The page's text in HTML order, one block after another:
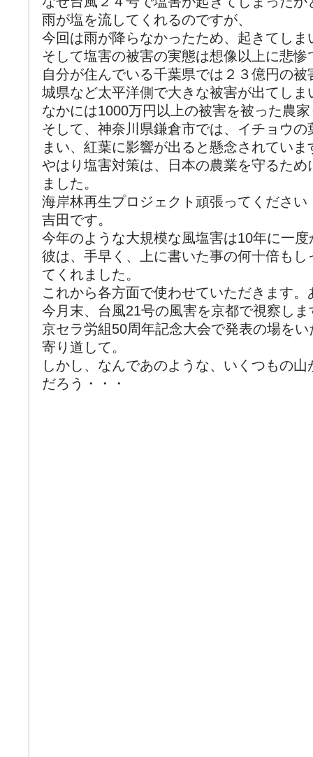
雨が塩を流してくれるのですが、
今回は雨が降らなかったため、起きてしま
そして塩害の被害の実態は想像以上に悲惨
自分が住んでいる千葉県では２３億円の
城県など太平洋側で大きな被害が出てしま
なかには1000万円以上の被害を被った農
そして、神奈川県鎌倉市では、イチョウ
まい、紅葉に影響が出ると懸念されてい
やはり塩害対策は、日本の農業を守るた
ました。
海岸林再生プロジェクト頑張ってください
吉田です。
今年のような大規模な風塩害は10年に一度
彼は、手早く、上に書いた事の何十倍も
てくれました。
これから各方面で使わせていただきます。
今月末、台風21号の風害を京都で視察しま
京セラ労組50周年記念大会で発表の場を
寄り道して。
しかし、なんであのような、いくつもの
だろう・・・